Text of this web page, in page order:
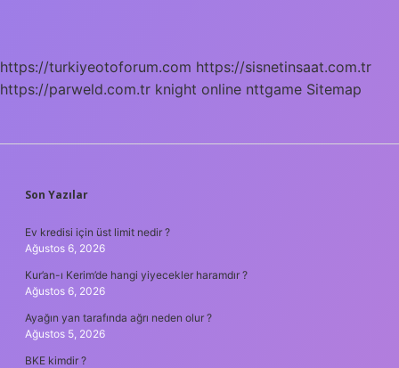
https://turkiyeotoforum.com https://sisnetinsaat.com.tr
https://parweld.com.tr knight online nttgame Sitemap
SIDEBAR
Son Yazılar
Ev kredisi için üst limit nedir ?
Ağustos 6, 2026
Kur’an-ı Kerim’de hangi yiyecekler haramdır ?
Ağustos 6, 2026
Ayağın yan tarafında ağrı neden olur ?
Ağustos 5, 2026
BKE kimdir ?